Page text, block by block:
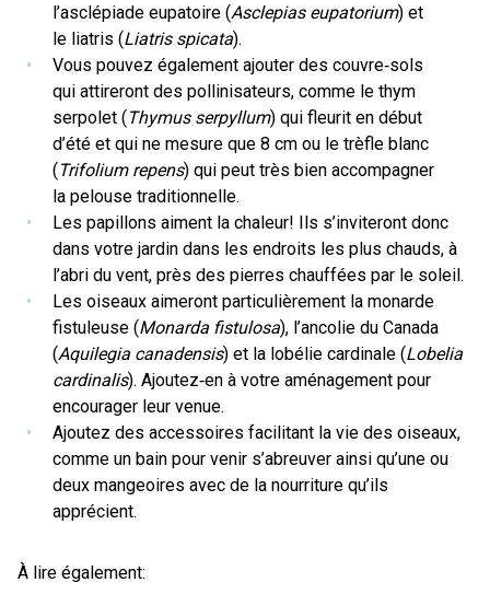
l’asclépiade eupatoire (Asclepias eupatorium) et
le liatris (Liatris spicata).
Vous pouvez également ajouter des couvre‑sols
qui attireront des pollinisateurs, comme le thym
serpolet (Thymus serpyllum) qui fleurit en début
d’été et qui ne mesure que 8 cm ou le trèfle blanc
(Trifolium repens) qui peut très bien accompagner
la pelouse traditionnelle.
Les papillons aiment la chaleur! Ils s’inviteront donc
dans votre jardin dans les endroits les plus chauds, à
l’abri du vent, près des pierres chauffées par le soleil.
Les oiseaux aimeront particulièrement la monarde
fistuleuse (Monarda fistulosa), l’ancolie du Canada
(Aquilegia canadensis) et la lobélie cardinale (Lobelia
cardinalis). Ajoutez‑en à votre aménagement pour
encourager leur venue.
Ajoutez des accessoires facilitant la vie des oiseaux,
comme un bain pour venir s’abreuver ainsi qu’une ou
deux mangeoires avec de la nourriture qu’ils
apprécient.
À lire également: